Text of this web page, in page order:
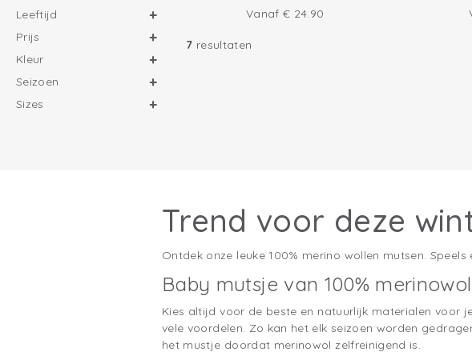
Leeftijd
Prijs
Kleur
Seizoen
Sizes
Vanaf € 24.90
7 resultaten
Trend voor deze
Ontdek onze leuke 100% merino wollen mutsen.
Baby mutsje van 100% merinowol
Kies altijd voor de beste en natuurlijk materialen voor
vele voordelen. Zo kan het elk seizoen worden
het mustje doordat merinowol zelfreinigend is.